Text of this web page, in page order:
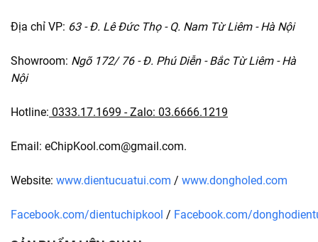
Địa chỉ VP: 63 - Đ. Lê Đức Thọ - Q. Nam Từ Liêm - Hà Nội
Showroom: Ngõ 172/ 76 - Đ. Phú Diễn - Bắc Từ Liêm - Hà
Nội
Hotline: 0333.17.1699 - Zalo: 03.6666.1219
Email: eChipKool.com@gmail.com.
Website: www.dientucuatui.com / www.dongholed.com
Facebook.com/dientuchipkool / Facebook.com/